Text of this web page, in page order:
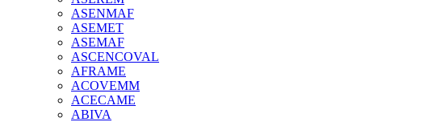
ASENMAF
ASEMET
ASEMAF
ASCENCOVAL
AFRAME
ACOVEMM
ACECAME
ABIVA